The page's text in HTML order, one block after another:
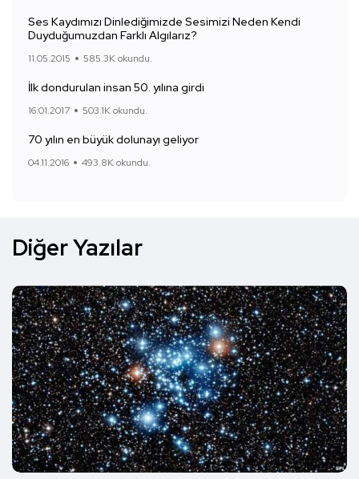
Ses Kaydımızı Dinlediğimizde Sesimizi Neden Kendi
Duyduğumuzdan Farklı Algılarız?
11.05.2015 585.3K okundu.
İlk dondurulan insan 50. yılına girdi
16.01.2017 503.1K okundu.
70 yılın en büyük dolunayı geliyor
04.11.2016 493.8K okundu.
Diğer Yazılar